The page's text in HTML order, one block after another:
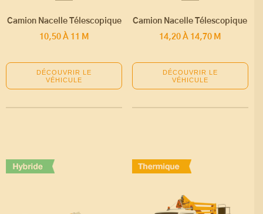
Camion Nacelle Télescopique
10,50 À 11 M
Camion Nacelle Télescopique
14,20 À 14,70 M